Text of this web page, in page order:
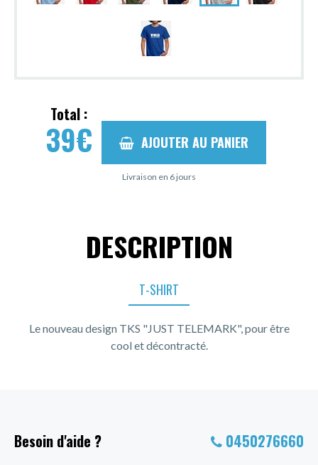
Total :
39€ AJOUTER AU PANIER
Livraison en 6 jours
DESCRIPTION
T-SHIRT
Le nouveau design TKS "JUST TELEMARK", pour être
cool et décontracté.
Besoin d'aide ? 0450276660